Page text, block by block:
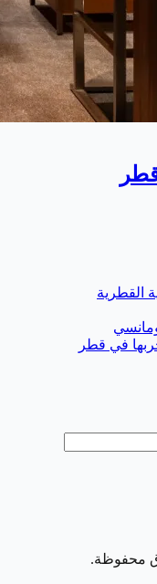
القطرية
في قطر
محفوظة.